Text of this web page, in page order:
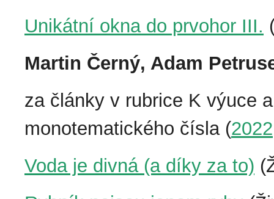
Unikátní okna do prvohor III.
Martin Černý, Adam
za články v rubrice K výuce
monotematického čísla (
Voda je divná (a díky za to)